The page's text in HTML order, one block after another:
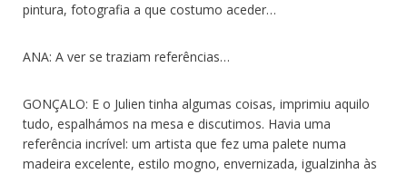
pintura, fotografia a que costumo aceder…
ANA: A ver se traziam referências…
GONÇALO: E o Julien tinha algumas coisas, imprimiu aquilo
tudo, espalhámos na mesa e discutimos. Havia uma
referência incrível: um artista que fez uma palete numa
madeira excelente, estilo mogno, envernizada, igualzinha às